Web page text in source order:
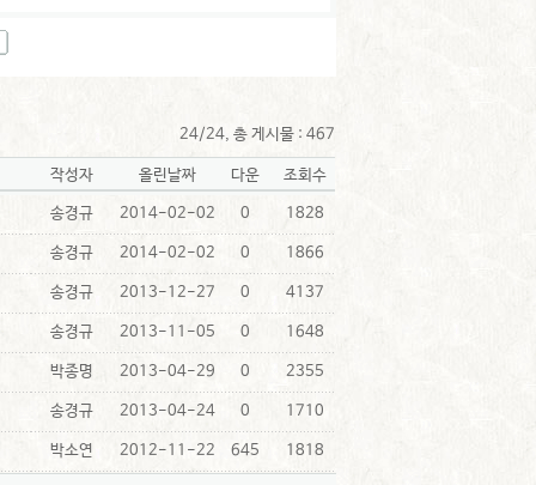
24/24, 총 게시물 : 467
작성자 올린날짜 다운 조회수
송경규 2014-02-02 0 1828
송경규 2014-02-02 0 1866
송경규 2013-12-27 0 4137
송경규 2013-11-05 0 1648
박종명 2013-04-29 0 2355
송경규 2013-04-24 0 1710
박소연 2012-11-22 645 1818